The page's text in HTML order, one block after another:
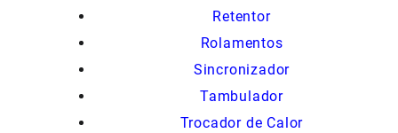
Retentor
Rolamentos
Sincronizador
Tambulador
Trocador de Calor